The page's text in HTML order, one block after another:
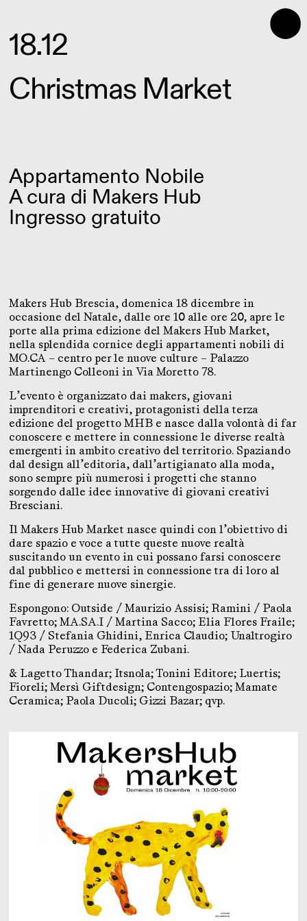
⬤
18.12
Christmas Market
Appartamento Nobile
A cura di Makers Hub
Ingresso gratuito
Makers Hub Brescia, domenica 18 dicembre in
occasione del Natale, dalle ore 10 alle ore 20, apre le
porte alla prima edizione del Makers Hub Market,
nella splendida cornice degli appartamenti nobili di
MO.CA – centro per le nuove culture – Palazzo
Martinengo Colleoni in Via Moretto 78.
L’evento è organizzato dai makers, giovani
imprenditori e creativi, protagonisti della terza
edizione del progetto MHB e nasce dalla volontà di far
conoscere e mettere in connessione le diverse realtà
emergenti in ambito creativo del territorio. Spaziando
dal design all’editoria, dall’artigianato alla moda,
sono sempre più numerosi i progetti che stanno
sorgendo dalle idee innovative di giovani creativi
Bresciani.
Il Makers Hub Market nasce quindi con l’obiettivo di
dare spazio e voce a tutte queste nuove realtà
suscitando un evento in cui possano farsi conoscere
dal pubblico e mettersi in connessione tra di loro al
fine di generare nuove sinergie.
Espongono: Outside / Maurizio Assisi; Ramini / Paola
Favretto; MA.SA.I / Martina Sacco; Elia Flores Fraile;
1Q93 / Stefania Ghidini, Enrica Claudio; Unaltrogiro
/ Nada Peruzzo e Federica Zubani.
& Lagetto Thandar; Itsnola; Tonini Editore; Luertis;
Fioreli; Mersì Giftdesign; Contengospazio; Mamate
Ceramica; Paola Ducoli; Gizzi Bazar; qvp.